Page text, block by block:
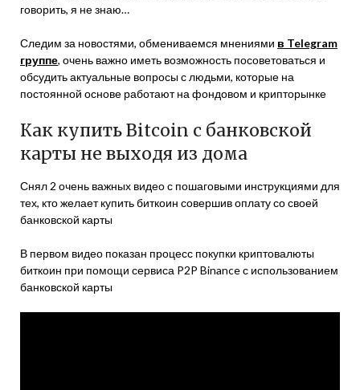
говорить, я не знаю…
Следим за новостями, обмениваемся мнениями в Telegram
группе, очень важно иметь возможность посоветоваться и
обсудить актуальные вопросы с людьми, которые на
постоянной основе работают на фондовом и крипторынке
Как купить Bitcoin с банковской
карты не выходя из дома
Снял 2 очень важных видео с пошаговыми инструкциями для
тех, кто желает купить биткоин совершив оплату со своей
банковской карты
В первом видео показан процесс покупки криптовалюты
биткоин при помощи сервиса P2P Binance с использованием
банковской карты